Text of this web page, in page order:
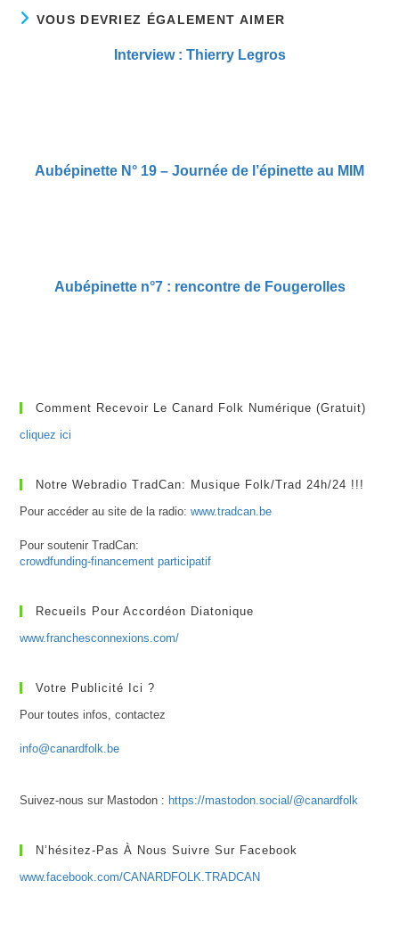
VOUS DEVRIEZ ÉGALEMENT AIMER
Interview : Thierry Legros
Aubépinette N° 19 – Journée de l’épinette au MIM
Aubépinette n°7 : rencontre de Fougerolles
Comment Recevoir Le Canard Folk Numérique (gratuit)
cliquez ici
Notre Webradio TradCan: Musique Folk/Trad 24h/24 !!!
Pour accéder au site de la radio:www.tradcan.be
Pour soutenir TradCan:
crowdfunding-financement participatif
Recueils Pour Accordéon Diatonique
www.franchesconnexions.com/
Votre Publicité Ici ?
Pour toutes infos, contactez
info@canardfolk.be
Suivez-nous sur Mastodon : https://mastodon.social/@canardfolk
N’hésitez-Pas À Nous Suivre Sur Facebook
www.facebook.com/CANARDFOLK.TRADCAN